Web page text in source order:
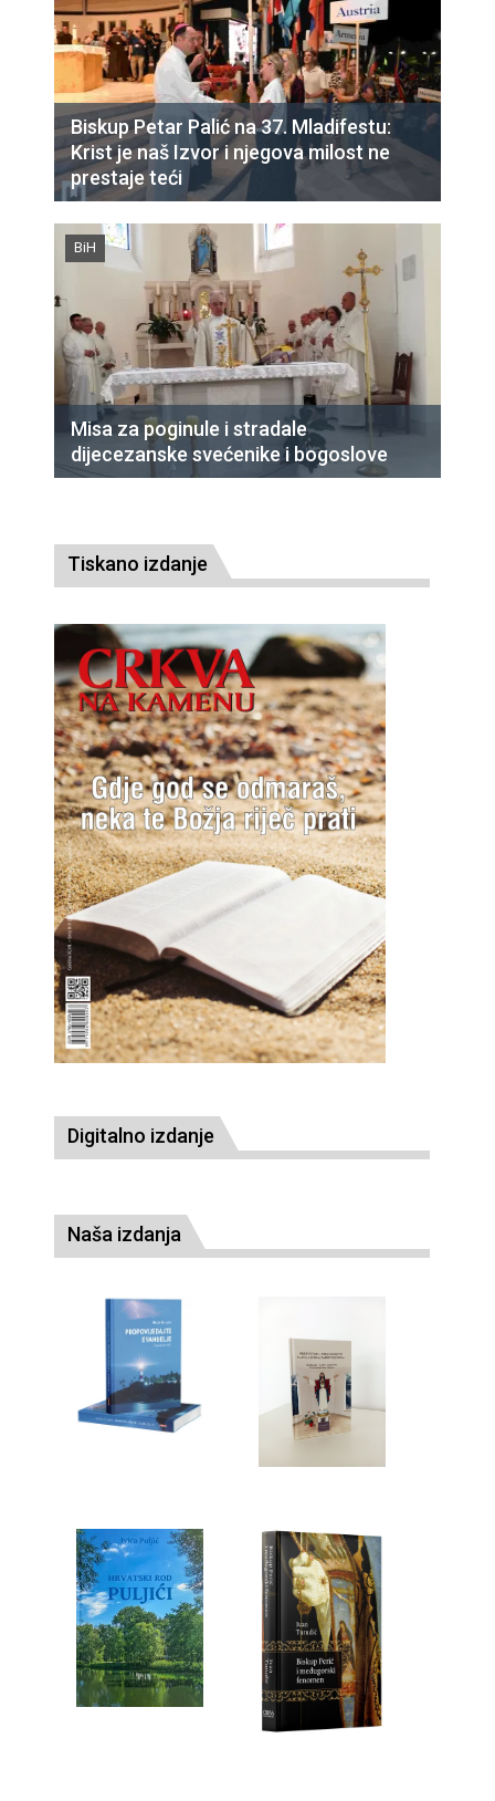
Biskup Petar Palić na 37. Mladifestu:
Krist je naš Izvor i njegova milost ne
prestaje teći
BiH
Misa za poginule i stradale
dijecezanske svećenike i bogoslove
Tiskano izdanje
Digitalno izdanje
Naša izdanja